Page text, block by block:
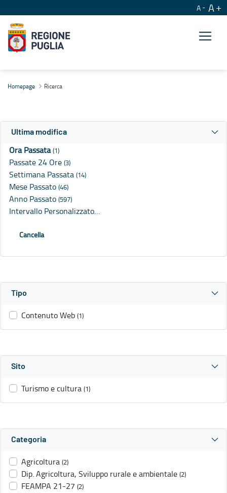
A A
Homepage Ricerca
Ultima modifica
Ora Passata(1)
Passate 24 Ore (3)
Settimana Passata (14)
Mese Passato (46)
Anno Passato (597)
Intervallo Personalizzato…
Cancella
Tipo
Contenuto Web (1)
Sito
Turismo e cultura (1)
Categoria
Agricoltura (2)
Dip. Agricoltura, Sviluppo rurale e ambientale (2)
FEAMPA 21-27 (2)